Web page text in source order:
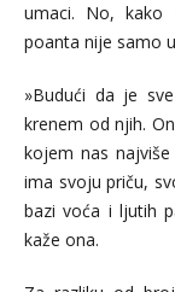
umaci. No, kako
poanta nije samo
»Budući da je
krenem od njih.
kojem nas
ima svoju priču,
bazi voća i ljutih
kaže ona.